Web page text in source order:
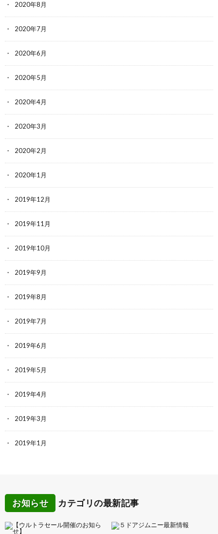
2020年8月
2020年7月
2020年6月
2020年5月
2020年4月
2020年3月
2020年2月
2020年1月
2019年12月
2019年11月
2019年10月
2019年9月
2019年8月
2019年7月
2019年6月
2019年5月
2019年4月
2019年3月
2019年1月
お知らせ カテゴリの最新記事